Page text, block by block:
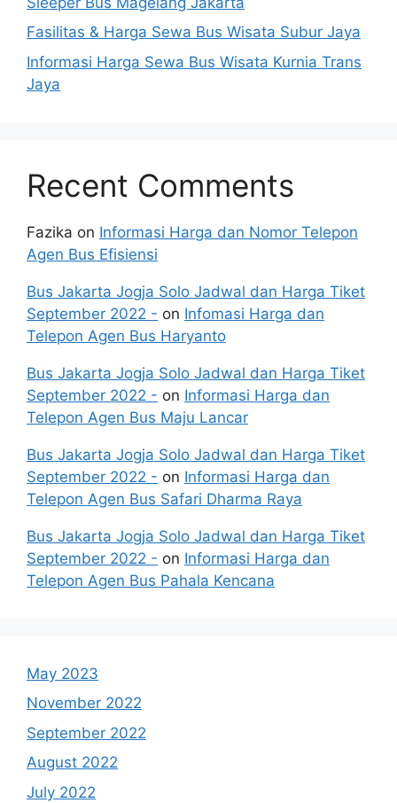
Fasilitas & Harga Sewa Bus Wisata Subur Jaya
Informasi Harga Sewa Bus Wisata Kurnia Trans
Jaya
Recent Comments
Fazika on Informasi Harga dan Nomor Telepon
Agen Bus Efisiensi
Bus Jakarta Jogja Solo Jadwal dan Harga Tiket
September 2022 - on Infomasi Harga dan
Telepon Agen Bus Haryanto
Bus Jakarta Jogja Solo Jadwal dan Harga Tiket
September 2022 - on Informasi Harga dan
Telepon Agen Bus Maju Lancar
Bus Jakarta Jogja Solo Jadwal dan Harga Tiket
September 2022 - on Informasi Harga dan
Telepon Agen Bus Safari Dharma Raya
Bus Jakarta Jogja Solo Jadwal dan Harga Tiket
September 2022 - on Informasi Harga dan
Telepon Agen Bus Pahala Kencana
May 2023
November 2022
September 2022
August 2022
July 2022